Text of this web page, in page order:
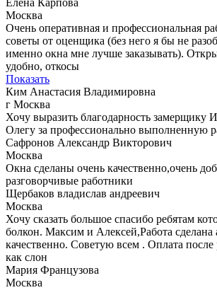
Елена Карпова
Москва
Очень оперативная и профессиональная
советы от оценщика (без него я бы не
именно окна мне лучше заказывать).
удобно, откосы
Показать
Ким Анастасия Владимировна
г Москва
Хочу выразить благодарность замерщику
Олегу за профессионально выполненную
Сафронов Александр Викторович
Москва
Окна сделаны очень качественно,очень
разговорчивые работники
Щербаков владислав андреевич
Москва
Хочу сказать большое спасибо ребятам
болкон. Максим и Алексей,Работа сделана
качественно. Советую всем . Оплата
как слон
Мария Французова
Москва